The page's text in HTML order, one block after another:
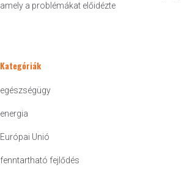
amely a problémákat előidézte
Kategóriák
egészségügy
energia
Európai Unió
fenntartható fejlődés